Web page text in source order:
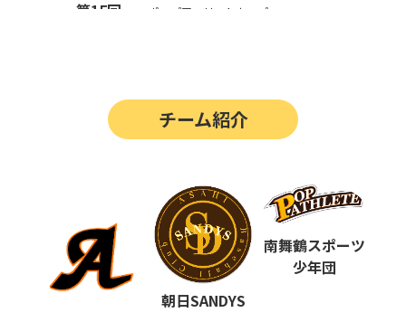
第15回 ポップアスリートカップ
第12回 決勝戦の動画はこちらから
ポップアスリートカップ
第10回 ポップアスリートカップ
第9回 ポップアスリートカップ
チーム紹介
朝日SANDYS
南舞鶴スポーツ
少年団